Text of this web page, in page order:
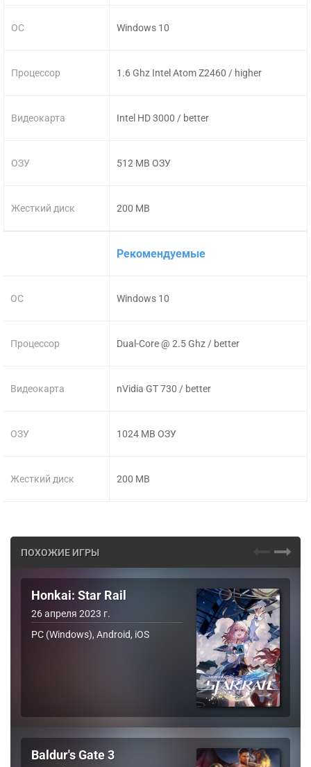
ОС
Процессор
Видеокарта
ОЗУ
Жесткий диск
Windows 10
1.6 Ghz Intel Atom Z2460 / higher
Intel HD 3000 / better
512 MB ОЗУ
200 MB
ОС
Процессор
Видеокарта
ОЗУ
Жесткий диск
Рекомендуемые
Windows 10
Dual-Core @ 2.5 Ghz / better
nVidia GT 730 / better
1024 MB ОЗУ
200 MB
ПОХОЖИЕ ИГРЫ
Honkai: Star Rail
26 апреля 2023 г.
PC (Windows), Android, iOS
Baldur's Gate 3